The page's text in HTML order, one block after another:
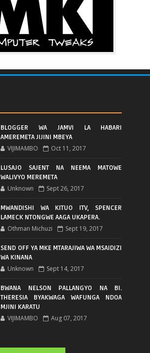
BLOGGER WA JAMVI LA HABARI
AMEREMETA JIJINI MBEYA
VIJIMAMBO Oct 11, 2017
LUSAJO SAJENT NA NEEMA MATOWE
WALIVYO MEREMETA
Unknown Sept 26, 2017
MWANDISHI WA KITUO ITV, SPENCER
LAMECK NTONGWE AAGA UKAPERA.
Othman Michuzi Sept 19, 2017
SEND OFF YA MKE MTARAJIWA WA MSAIDIZI
WA KINANA
Unknown Sept 14, 2017
BWANA NELSON PALLANGYO NA BI.
THERESIA BYAKWAGA WAFUNGA NDOA
MJINI KARATU
VIJIMAMBO Aug 07, 2017